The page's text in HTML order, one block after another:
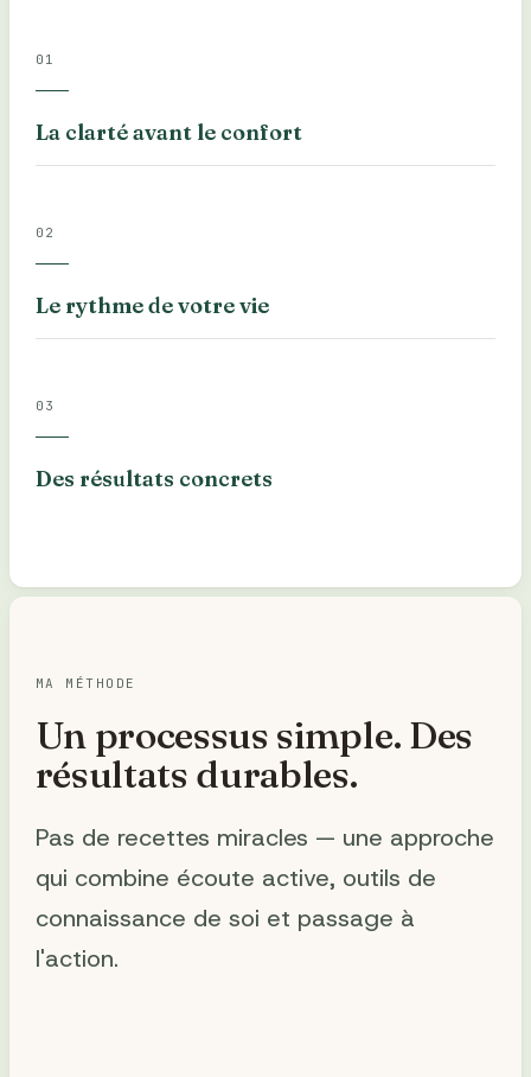
0 1
La clarté avant le confort
0 2
Le rythme de votre vie
0 3
Des résultats concrets
MA MÉTHODE
Un processus simple. Des
résultats durables.
Pas de recettes miracles — une approche
qui combine écoute active, outils de
connaissance de soi et passage à
l'action.